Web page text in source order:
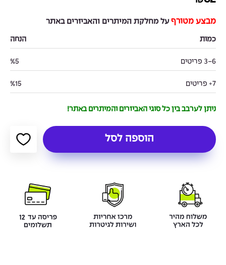
מבצע מטורף על מחלקת המיתרים והאביזרים באתר
כמות הנחה
3-6 פריטים %5
7+ פריטים %15
ניתן לערבב בין כל סוגי האביזרים והמיתרים באתר!
הוספה לסל